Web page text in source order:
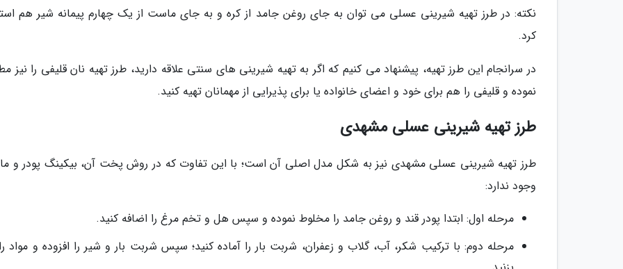
نکته: در طرز تهیه شیرینی عسلی می توان به جای روغن جامد از کره و به جای ماست از یک چهارم پیمانه شیر هم
کرد.
در سرانجام این طرز تهیه، پیشنهاد می کنیم که اگر به تهیه شیرینی های سنتی علاقه دارید، طرز تهیه نان قلیفی را نیز
نموده و قلیفی را هم برای خود و اعضای خانواده یا برای پذیرایی از مهمانان تهیه کنید.
طرز تهیه شیرینی عسلی مشهدی
طرز تهیه شیرینی عسلی مشهدی نیز به شکل مدل اصلی آن است؛ با این تفاوت که در روش پخت آن، بیکینگ پودر و
وجود ندارد:
مرحله اول: ابتدا پودر قند و روغن جامد را مخلوط نموده و سپس هل و تخم مرغ را اضافه کنید.
مرحله دوم: با ترکیب شکر، آب، گلاب و زعفران، شربت بار را آماده کنید؛ سپس شربت بار و شیر را افزوده و مواد